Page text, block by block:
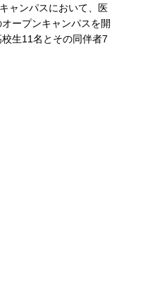
ャンパスにおいて、医
ープンキャンパスを開
生11名とその同伴者7